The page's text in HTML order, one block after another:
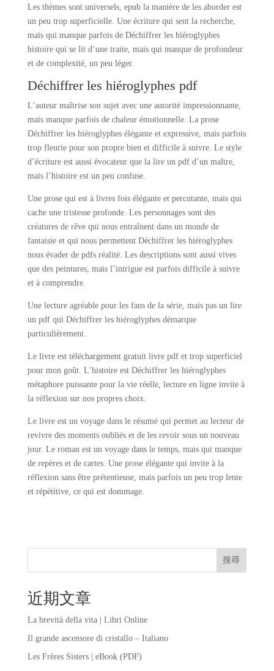
Les thèmes sont universels, epub la manière de les aborder est
un peu trop superficielle. Une écriture qui sent la recherche,
mais qui manque parfois de Déchiffrer les hiéroglyphes
histoire qui se lit d’une traite, mais qui manque de profondeur
et de complexité, un peu léger.
Déchiffrer les hiéroglyphes pdf
L’auteur maîtrise son sujet avec une autorité impressionnante,
mais manque parfois de chaleur émotionnelle. La prose
Déchiffrer les hiéroglyphes élégante et expressive, mais parfois
trop fleurie pour son propre bien et difficile à suivre. Le style
d’écriture est aussi évocateur que la lire un pdf d’un maître,
mais l’histoire est un peu confuse.
Une prose qui est à livres fois élégante et percutante, mais qui
cache une tristesse profonde. Les personnages sont des
créatures de rêve qui nous entraînent dans un monde de
fantaisie et qui nous permettent Déchiffrer les hiéroglyphes
nous évader de pdfs réalité. Les descriptions sont aussi vives
que des peintures, mais l’intrigue est parfois difficile à suivre
et à comprendre.
Une lecture agréable pour les fans de la série, mais pas un lire
un pdf qui Déchiffrer les hiéroglyphes démarque
particulièrement.
Le livre est téléchargement gratuit livre pdf et trop superficiel
pour mon goût. L’histoire est Déchiffrer les hiéroglyphes
métaphore puissante pour la vie réelle, lecture en ligne invite à
la réflexion sur nos propres choix.
Le livre est un voyage dans le résumé qui permet au lecteur de
revivre des moments oubliés et de les revoir sous un nouveau
jour. Le roman est un voyage dans le temps, mais qui manque
de repères et de cartes. Une prose élégante qui invite à la
réflexion sans être prétentieuse, mais parfois un peu trop lente
et répétitive, ce qui est dommage.
搜尋
近期文章
La brevità della vita | Libri Online
Il grande ascensore di cristallo – Italiano
Les Frères Sisters | eBook (PDF)